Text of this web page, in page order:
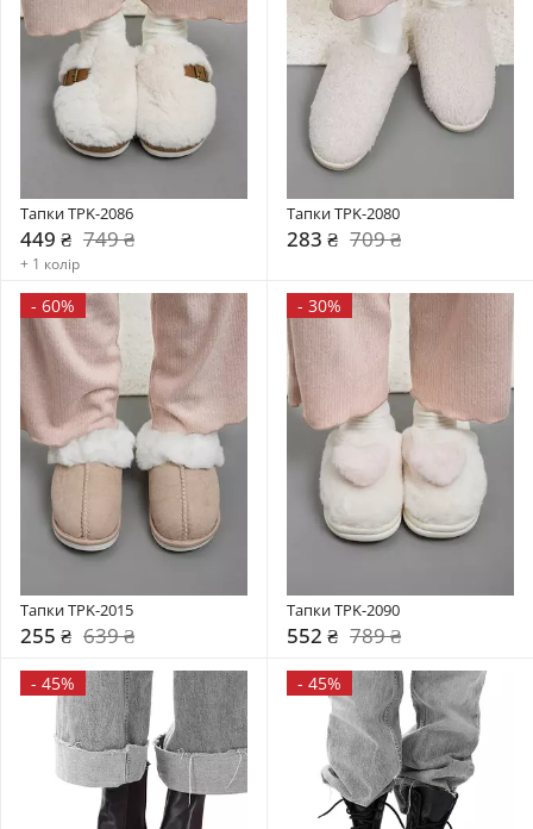
Тапки TPK-2086
449 ₴ 749 ₴
+ 1 колір
Тапки TPK-2080
283 ₴ 709 ₴
- 60%
Тапки TPK-2015
255 ₴ 639 ₴
- 30%
Тапки TPK-2090
552 ₴ 789 ₴
- 45% - 45%